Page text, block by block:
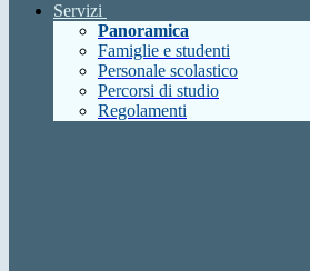
Servizi
Panoramica
Famiglie e studenti
Personale scolastico
Percorsi di studio
Regolamenti